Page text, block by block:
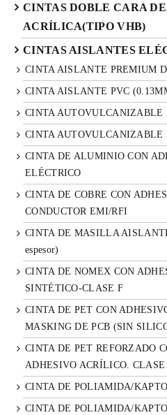
CINTAS DOBLE CARA
ACRÍLICA(TIPO VHB)
CINTAS AISLANTES
CINTA AISLANTE PREMIUM
CINTA AISLANTE PVC
CINTA AUTOVULCANIZABLE
CINTA AUTOVULCANIZABLE
CINTA DE ALUMINIO CON
ELÉCTRICO
CINTA DE COBRE CON
CONDUCTOR EMI/RFI
CINTA DE MASILLA
espesor)
CINTA DE NOMEX CON
SINTÉTICO-CLASE F
CINTA DE PET CON
MASKING DE PCB (SIN
CINTA DE PET REFORZADO
ADHESIVO ACRÍLICO.
CINTA DE POLIAMIDA/
CINTA DE POLIAMIDA/